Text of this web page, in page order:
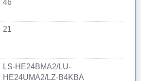
46
21
LS-HE24BMA2/LU-
HE24UMA2/LZ-B4KBA